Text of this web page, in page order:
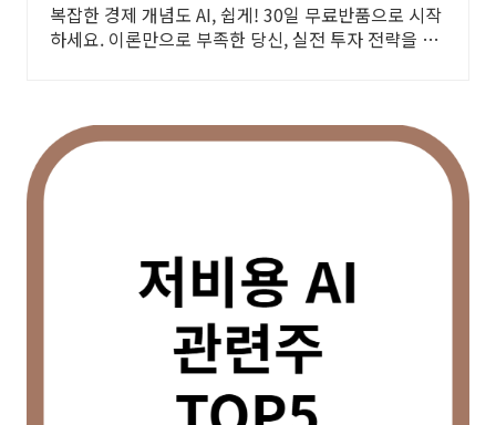
복잡한 경제 개념도 AI, 쉽게! 30일 무료반품으로 시작
하세요. 이론만으로 부족한 당신, 실전 투자 전략을 쿠